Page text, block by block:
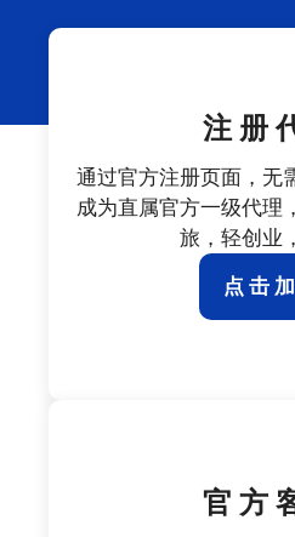
注 册
通过官方注册页面，无
成为直属官方一级代理
旅，轻创业
点 击
官 方